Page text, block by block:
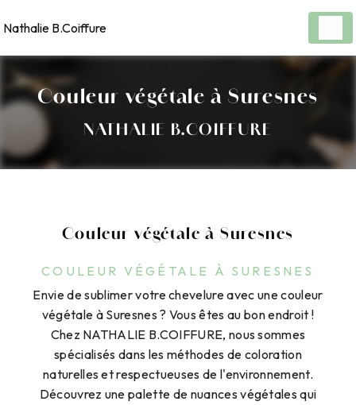
Nathalie B.Coiffure
Couleur végétale à Suresnes
NATHALIE B.COIFFURE
Couleur végétale à Suresnes
COULEUR VÉGÉTALE À SURESNES
Envie de sublimer votre chevelure avec une couleur
végétale à Suresnes ? Vous êtes au bon endroit !
Chez NATHALIE B.COIFFURE, nous sommes
spécialisés dans les méthodes de coloration
naturelles et respectueuses de l'environnement.
Découvrez une palette de nuances végétales qui